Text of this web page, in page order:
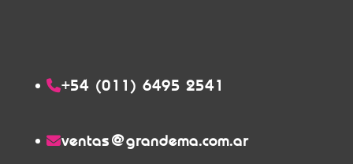
+54 (011) 6495 2541
ventas@grandema.com.ar